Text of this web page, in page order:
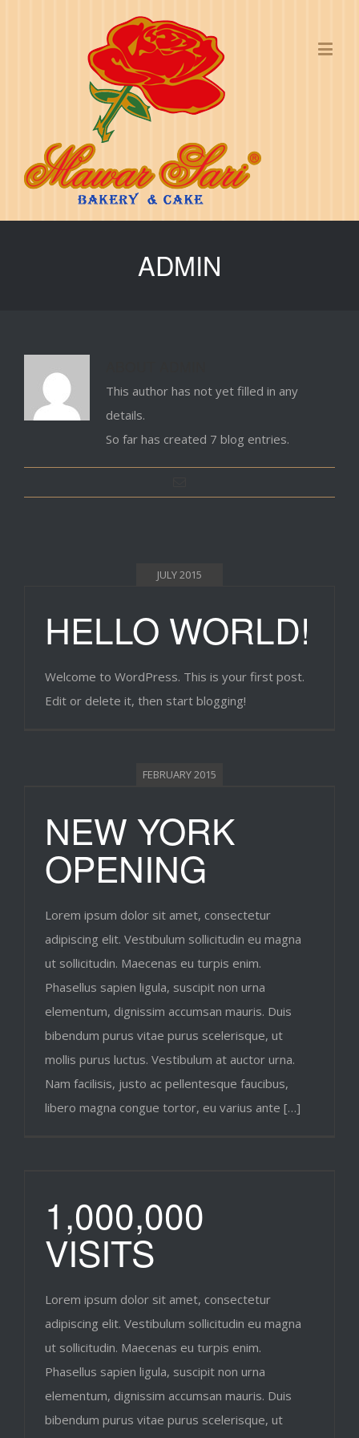
ADMIN
This author has not yet filled in any
details.
So far has created 7 blog entries.
JULY 2015
HELLO WORLD!
Welcome to WordPress. This is your first post.
Edit or delete it, then start blogging!
FEBRUARY 2015
NEW YORK
OPENING
Lorem ipsum dolor sit amet, consectetur
adipiscing elit. Vestibulum sollicitudin eu magna
ut sollicitudin. Maecenas eu turpis enim.
Phasellus sapien ligula, suscipit non urna
elementum, dignissim accumsan mauris. Duis
bibendum purus vitae purus scelerisque, ut
mollis purus luctus. Vestibulum at auctor urna.
Nam facilisis, justo ac pellentesque faucibus,
libero magna congue tortor, eu varius ante […]
1,000,000
VISITS
Lorem ipsum dolor sit amet, consectetur
adipiscing elit. Vestibulum sollicitudin eu magna
ut sollicitudin. Maecenas eu turpis enim.
Phasellus sapien ligula, suscipit non urna
elementum, dignissim accumsan mauris. Duis
bibendum purus vitae purus scelerisque, ut